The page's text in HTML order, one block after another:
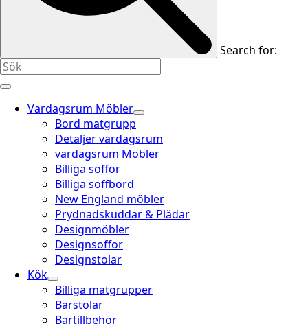
Search for:
Vardagsrum Möbler
Bord matgrupp
Detaljer vardagsrum
vardagsrum Möbler
Billiga soffor
Billiga soffbord
New England möbler
Prydnadskuddar & Plädar
Designmöbler
Designsoffor
Designstolar
Kök
Billiga matgrupper
Barstolar
Bartillbehör